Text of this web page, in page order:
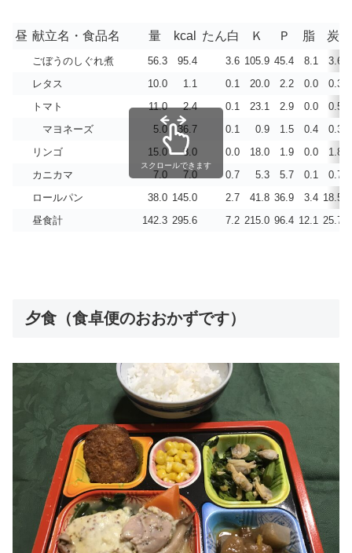
昼 献立名・食品名 量 kcal たん白 Ｋ Ｐ 脂 炭
ごぼうのしぐれ煮 56.3 95.4 3.6 105.9 45.4 8.1 3.6
レタス
10.0 1.1 0.1 20.0 2.2 0.0 0.3
トマト
11.0 2.4 0.1 23.1 2.9 0.0 0.5
マヨネーズ
5.0 36.7 0.1 0.9 1.5 0.4 0.3
リンゴ
15.0 8.0 0.0 18.0 1.9 0.0 1.8
カニカマ
7.0 7.0 0.7 5.3 5.7 0.1 0.7
ロールパン
38.0 145.0 2.7 41.8 36.9 3.4 18.5
昼食計
142.3 295.6 7.2 215.0 96.4 12.1 25.7
スクロールできます
夕食（食卓便のおおかずです）